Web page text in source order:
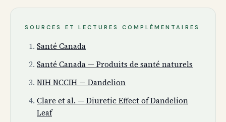
SOURCES ET LECTURES COMPLÉMENTAIRES
Santé Canada
Santé Canada — Produits de santé naturels
NIH NCCIH — Dandelion
Clare et al. — Diuretic Effect of Dandelion
Leaf